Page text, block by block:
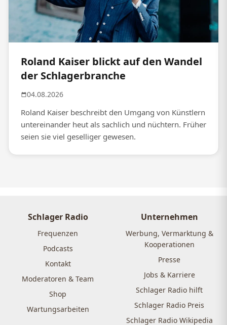
Roland Kaiser blickt auf den Wandel
der Schlagerbranche
04.08.2026
Roland Kaiser beschreibt den Umgang von Künstlern
untereinander heut als sachlich und nüchtern. Früher
seien sie viel geselliger gewesen.
Schlager Radio
Frequenzen
Podcasts
Kontakt
Moderatoren & Team
Shop
Wartungsarbeiten
Unternehmen
Werbung, Vermarktung &
Kooperationen
Presse
Jobs & Karriere
Schlager Radio hilft
Schlager Radio Preis
Schlager Radio Wikipedia